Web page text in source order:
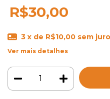
R$30,00
3 x de R$10,00 sem
Ver mais detalhes